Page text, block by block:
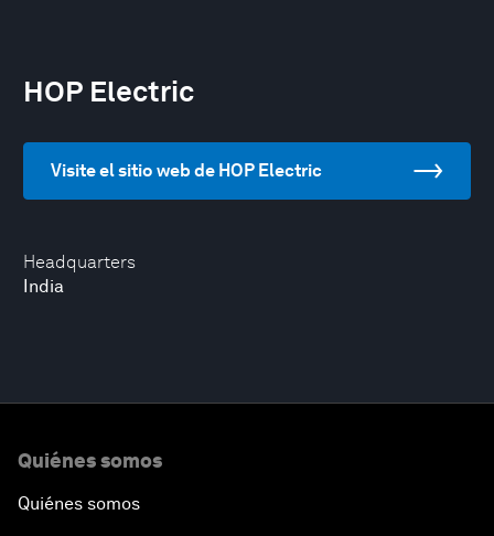
Headquarters
India
HOP Electric
Visite el sitio web de HOP Electric
Quiénes somos
Quiénes somos